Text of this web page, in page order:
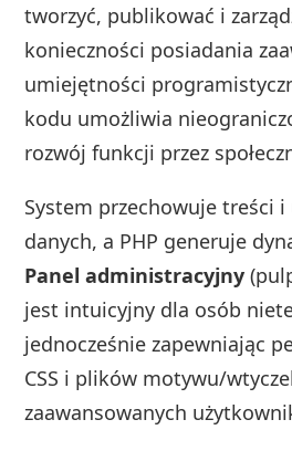
tworzyć, publikować i
konieczności posiadania
umiejętności
kodu umożliwia
rozwój funkcji przez
System przechowuje treści
danych, a PHP generuje
Panel administracyjny
jest intuicyjny dla osób
jednocześnie zapewniając
CSS i plików motywu/
zaawansowanych